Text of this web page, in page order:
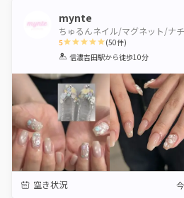
mynte
ちゅるんネイル/マグネット/ナ
5
1 2 3 4 5
(50件)
信濃吉田駅から徒歩10分
空き状況